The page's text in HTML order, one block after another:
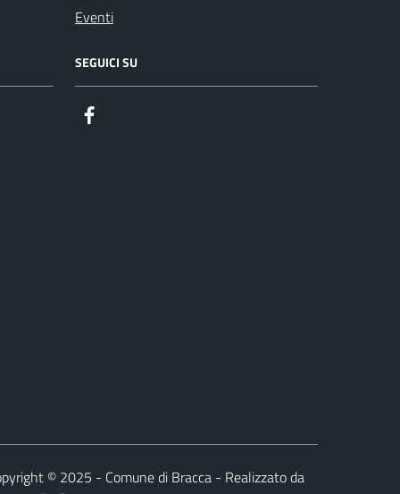
Eventi
SEGUICI SU
© 2025 - Comune di Bracca - Realizzato da